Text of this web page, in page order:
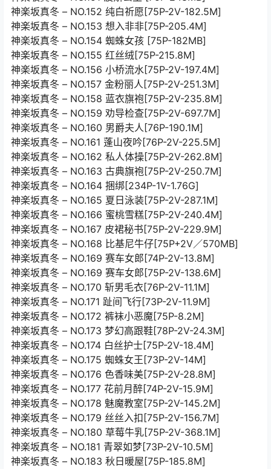
神楽坂真冬 – NO.152 纯白祈愿[75P-2V-182.5M]
神楽坂真冬 – NO.153 想入非非[75P-205.4M]
神楽坂真冬 – NO.154 蜘蛛女孩 [75P-182MB]
神楽坂真冬 – NO.155 红丝绒[75P-215.8M]
神楽坂真冬 – NO.156 小桥流水[75P-2V-197.4M]
神楽坂真冬 – NO.157 金粉丽人[75P-2V-251.3M]
神楽坂真冬 – NO.158 蓝衣旗袍[75P-2V-235.8M]
神楽坂真冬 – NO.159 劝导检查[75P-2V-697.7M]
神楽坂真冬 – NO.160 男爵夫人[76P-190.1M]
神楽坂真冬 – NO.161 蓬山夜吟[76P-2V-225.5M]
神楽坂真冬 – NO.162 私人体操[75P-2V-262.8M]
神楽坂真冬 – NO.163 古典旗袍[75P-2V-250.7M]
神楽坂真冬 – NO.164 捆绑[234P-1V-1.76G]
神楽坂真冬 – NO.165 夏日泳装[75P-2V-287.1M]
神楽坂真冬 – NO.166 蜜桃雪糕[75P-2V-240.4M]
神楽坂真冬 – NO.167 皮裙秘书[75P-2V-229.9M]
神楽坂真冬 – NO.168 比基尼牛仔[75P+2V／570MB]
神楽坂真冬 – NO.169 赛车女郎[74P-2V-13.8M]
神楽坂真冬 – NO.169 赛车女郎[75P-2V-138.6M]
神楽坂真冬 – NO.170 斩男毛衣[76P-2V-11.1M]
神楽坂真冬 – NO.171 趾间飞行[73P-2V-11.9M]
神楽坂真冬 – NO.172 裤袜小恶魔[75P-8.2M]
神楽坂真冬 – NO.173 梦幻高跟鞋[78P-2V-24.3M]
神楽坂真冬 – NO.174 白丝护士[75P-2V-18.4M]
神楽坂真冬 – NO.175 蜘蛛女王[73P-2V-14M]
神楽坂真冬 – NO.176 色香味美[75P-2V-28.8M]
神楽坂真冬 – NO.177 花前月醉[74P-2V-15.9M]
神楽坂真冬 – NO.178 魅魔教室[75P-2V-145.2M]
神楽坂真冬 – NO.179 丝丝入扣[75P-2V-156.7M]
神楽坂真冬 – NO.180 草莓牛乳[75P-2V-368.1M]
神楽坂真冬 – NO.181 青翠如梦[73P-2V-10.5M]
神楽坂真冬 – NO.183 秋日暖屋[75P-185.8M]